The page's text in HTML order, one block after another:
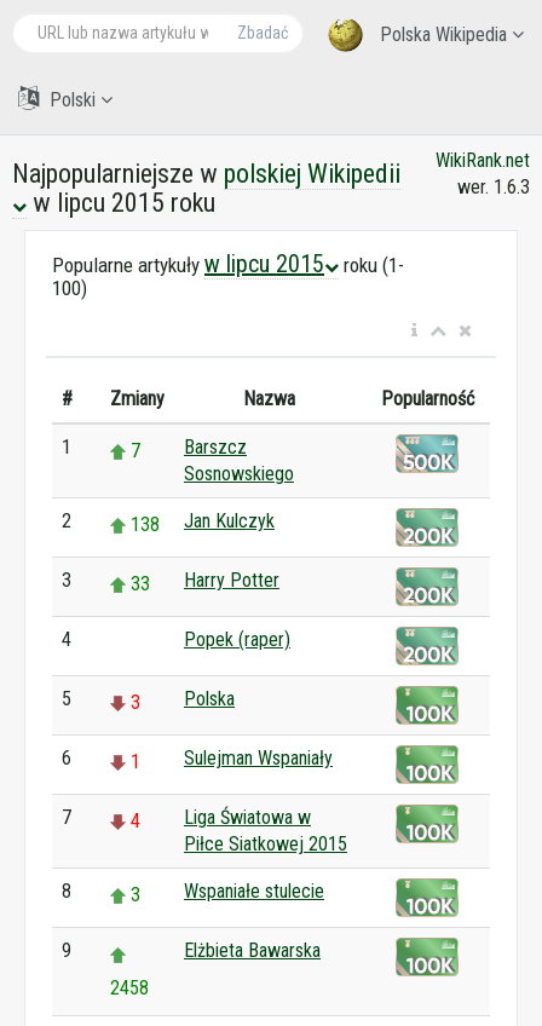
Polska Wikipedia
Zbadać
Polski
Najpopularniejsze w polskiej Wikipedii
w lipcu 2015 roku
WikiRank.net
wer. 1.6.3
Popularne artykuły w lipcu 2015
roku (1-
100)
# Zmiany Nazwa Popularność
1 7
Barszcz
Sosnowskiego
2 138 Jan Kulczyk
3 33 Harry Potter
4 Popek (raper)
5 3 Polska
6 1 Sulejman Wspaniały
7 4
Liga Światowa w
Piłce Siatkowej 2015
8 3 Wspaniałe stulecie
9
2458
Elżbieta Bawarska